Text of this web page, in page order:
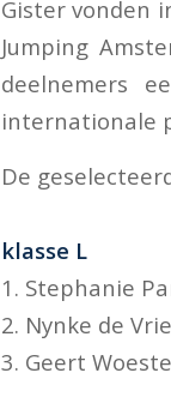
Gister vonden
Jumping
deelnemers
internationale
De
klasse L
1. Stephanie
2. Nynke de
3. Geert